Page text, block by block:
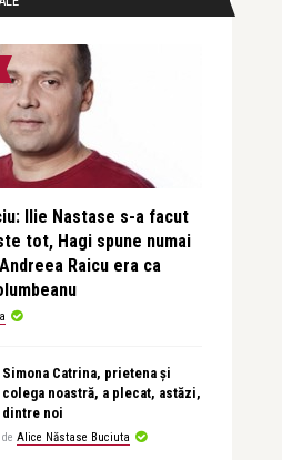
Ilie Nastase s-a facut
tot, Hagi spune numai
Raicu era ca
Simona Catrina, prietena și
colega noastră, a plecat, astăzi,
dintre noi
de Alice Năstase Buciuta